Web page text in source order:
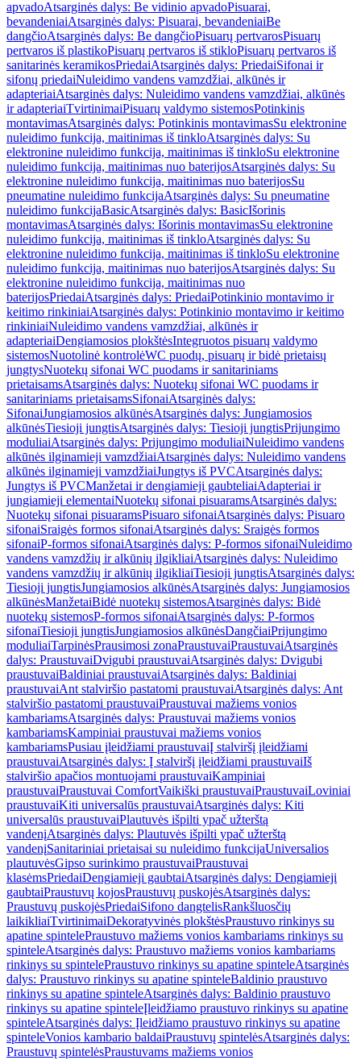
apvadoAtsarginės dalys: Be vidinio apvadoPisuarai,
bevandeniaiAtsarginės dalys: Pisuarai, bevandeniaiBe
dangčioAtsarginės dalys: Be dangčioPisuarų pertvarosPisuarų
pertvaros iš plastikoPisuarų pertvaros iš stikloPisuarų pertvaros iš
sanitarinės keramikosPriedaiAtsarginės dalys: PriedaiSifonai ir
sifonų priedaiNuleidimo vandens vamzdžiai, alkūnės ir
adapteriaiAtsarginės dalys: Nuleidimo vandens vamzdžiai, alkūnės
ir adapteriaiTvirtinimaiPisuarų valdymo sistemosPotinkinis
montavimasAtsarginės dalys: Potinkinis montavimasSu elektronine
nuleidimo funkcija, maitinimas iš tinkloAtsarginės dalys: Su
elektronine nuleidimo funkcija, maitinimas iš tinkloSu elektronine
nuleidimo funkcija, maitinimas nuo baterijosAtsarginės dalys: Su
elektronine nuleidimo funkcija, maitinimas nuo baterijosSu
pneumatine nuleidimo funkcijaAtsarginės dalys: Su pneumatine
nuleidimo funkcijaBasicAtsarginės dalys: BasicIšorinis
montavimasAtsarginės dalys: Išorinis montavimasSu elektronine
nuleidimo funkcija, maitinimas iš tinkloAtsarginės dalys: Su
elektronine nuleidimo funkcija, maitinimas iš tinkloSu elektronine
nuleidimo funkcija, maitinimas nuo baterijosAtsarginės dalys: Su
elektronine nuleidimo funkcija, maitinimas nuo
baterijosPriedaiAtsarginės dalys: PriedaiPotinkinio montavimo ir
keitimo rinkiniaiAtsarginės dalys: Potinkinio montavimo ir keitimo
rinkiniaiNuleidimo vandens vamzdžiai, alkūnės ir
adapteriaiDengiamosios plokštėsIntegruotos pisuarų valdymo
sistemosNuotolinė kontrolėWC puodų, pisuarų ir bidė prietaisų
jungtysNuotekų sifonai WC puodams ir sanitariniams
prietaisamsAtsarginės dalys: Nuotekų sifonai WC puodams ir
sanitariniams prietaisamsSifonaiAtsarginės dalys:
SifonaiJungiamosios alkūnėsAtsarginės dalys: Jungiamosios
alkūnėsTiesioji jungtisAtsarginės dalys: Tiesioji jungtisPrijungimo
moduliaiAtsarginės dalys: Prijungimo moduliaiNuleidimo vandens
alkūnės ilginamieji vamzdžiaiAtsarginės dalys: Nuleidimo vandens
alkūnės ilginamieji vamzdžiaiJungtys iš PVCAtsarginės dalys:
Jungtys iš PVCManžetai ir dengiamieji gaubteliaiAdapteriai ir
jungiamieji elementaiNuotekų sifonai pisuaramsAtsarginės dalys:
Nuotekų sifonai pisuaramsPisuaro sifonaiAtsarginės dalys: Pisuaro
sifonaiSraigės formos sifonaiAtsarginės dalys: Sraigės formos
sifonaiP-formos sifonaiAtsarginės dalys: P-formos sifonaiNuleidimo
vandens vamzdžių ir alkūnių ilgikliaiAtsarginės dalys: Nuleidimo
vandens vamzdžių ir alkūnių ilgikliaiTiesioji jungtisAtsarginės dalys:
Tiesioji jungtisJungiamosios alkūnėsAtsarginės dalys: Jungiamosios
alkūnėsManžetaiBidė nuotekų sistemosAtsarginės dalys: Bidė
nuotekų sistemosP-formos sifonaiAtsarginės dalys: P-formos
sifonaiTiesioji jungtisJungiamosios alkūnėsDangčiaiPrijungimo
moduliaiTarpinėsPrausimosi zonaPraustuvaiPraustuvaiAtsarginės
dalys: PraustuvaiDvigubi praustuvaiAtsarginės dalys: Dvigubi
praustuvaiBaldiniai praustuvaiAtsarginės dalys: Baldiniai
praustuvaiAnt stalviršio pastatomi praustuvaiAtsarginės dalys: Ant
stalviršio pastatomi praustuvaiPraustuvai mažiems vonios
kambariamsAtsarginės dalys: Praustuvai mažiems vonios
kambariamsKampiniai praustuvai mažiems vonios
kambariamsPusiau įleidžiami praustuvaiĮ stalviršį įleidžiami
praustuvaiAtsarginės dalys: Į stalviršį įleidžiami praustuvaiIš
stalviršio apačios montuojami praustuvaiKampiniai
praustuvaiPraustuvai ComfortVaikiški praustuvaiPraustuvaiLoviniai
praustuvaiKiti universalūs praustuvaiAtsarginės dalys: Kiti
universalūs praustuvaiPlautuvės išpilti ypač užterštą
vandenįAtsarginės dalys: Plautuvės išpilti ypač užterštą
vandenįSanitariniai prietaisai su nuleidimo funkcijaUniversalios
plautuvėsGipso surinkimo praustuvaiPraustuvai
klasėmsPriedaiDengiamieji gaubtaiAtsarginės dalys: Dengiamieji
gaubtaiPraustuvų kojosPraustuvų puskojėsAtsarginės dalys:
Praustuvų puskojėsPriedaiSifono dangtelisRankšluosčių
laikikliaiTvirtinimaiDekoratyvinės plokštėsPraustuvo rinkinys su
apatine spintelePraustuvo mažiems vonios kambariams rinkinys su
spinteleAtsarginės dalys: Praustuvo mažiems vonios kambariams
rinkinys su spintelePraustuvo rinkinys su apatine spinteleAtsarginės
dalys: Praustuvo rinkinys su apatine spinteleBaldinio praustuvo
rinkinys su apatine spinteleAtsarginės dalys: Baldinio praustuvo
rinkinys su apatine spinteleĮleidžiamo praustuvo rinkinys su apatine
spinteleAtsarginės dalys: Įleidžiamo praustuvo rinkinys su apatine
spinteleVonios kambario baldaiPraustuvų spintelėsAtsarginės dalys:
Praustuvų spintelėsPraustuvams mažiems vonios